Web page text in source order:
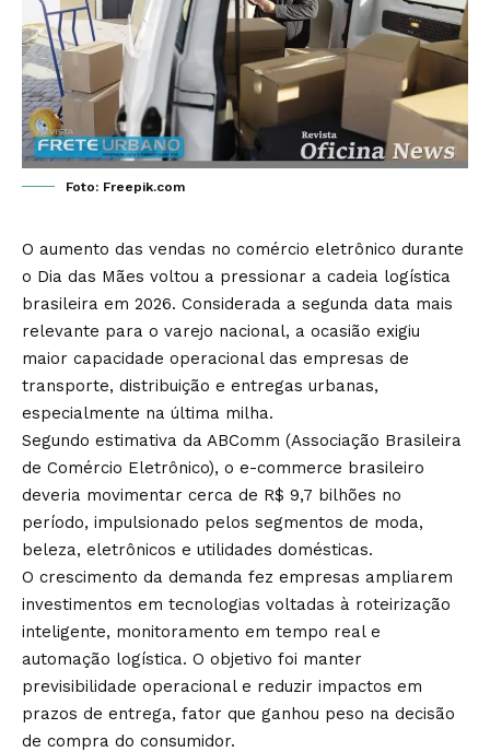
Foto: Freepik.com
O aumento das vendas no comércio eletrônico durante
o Dia das Mães voltou a pressionar a cadeia logística
brasileira em 2026. Considerada a segunda data mais
relevante para o varejo nacional, a ocasião exigiu
maior capacidade operacional das empresas de
transporte, distribuição e entregas urbanas,
especialmente na última milha.
Segundo estimativa da ABComm (Associação Brasileira
de Comércio Eletrônico), o e-commerce brasileiro
deveria movimentar cerca de R$ 9,7 bilhões no
período, impulsionado pelos segmentos de moda,
beleza, eletrônicos e utilidades domésticas.
O crescimento da demanda fez empresas ampliarem
investimentos em tecnologias voltadas à roteirização
inteligente, monitoramento em tempo real e
automação logística. O objetivo foi manter
previsibilidade operacional e reduzir impactos em
prazos de entrega, fator que ganhou peso na decisão
de compra do consumidor.